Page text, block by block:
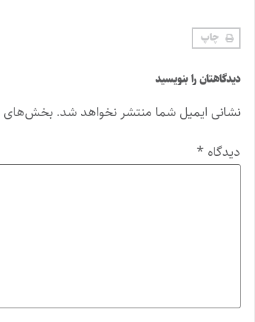
چاپ
دیدگاهتان را بنویسید
نشانی ایمیل شما منتشر نخواهد شد.بخش‌های
دیدگاه *